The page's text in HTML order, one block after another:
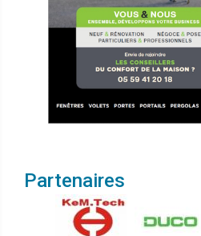
Partenaires